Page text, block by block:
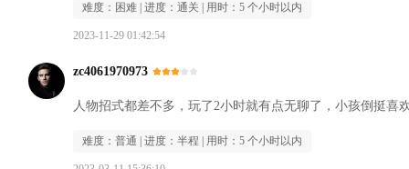
难度： 困难 | 进度： 通关 | 用时： 5 个小时以内
2023-11-29 01:42:54
zc4061970973
人物招式都差不多，玩了2小时就有点无聊了，小孩倒挺喜
难度： 普通 | 进度： 半程 | 用时： 5 个小时以内